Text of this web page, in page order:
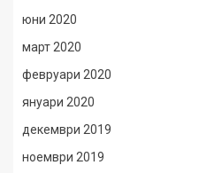
юни 2020
март 2020
февруари 2020
януари 2020
декември 2019
ноември 2019